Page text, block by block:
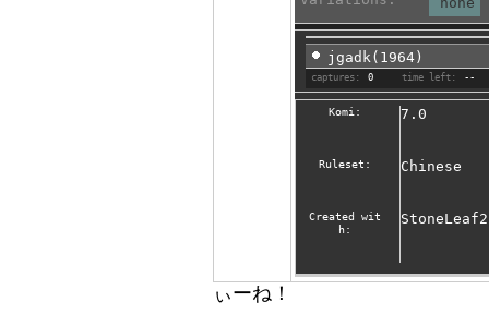
jgadk(1964)
captures: 0 time left: --
Komi: 7.0
Ruleset: Chinese
Created wit
h:
StoneLeaf2
ぃーね！